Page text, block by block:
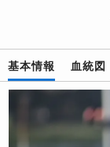
基本情報 血統図